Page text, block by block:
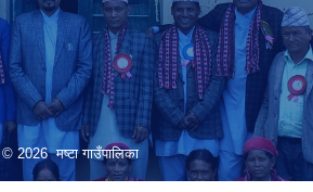
© 2026 मष्टा गाउँपालिका